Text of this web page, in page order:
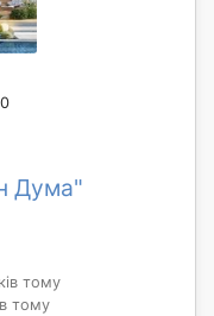
Дума"
тому
тому